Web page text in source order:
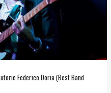
Federico Doria (Best Band